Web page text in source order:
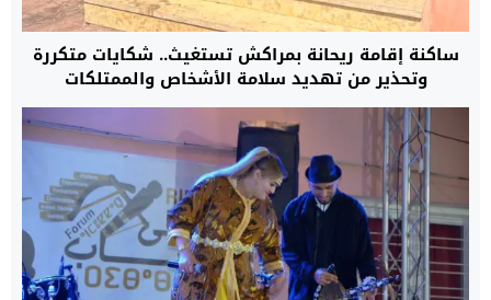
ساكنة إقامة ريحانة بمراكش تستغيث.. شكايات متكررة
وتحذير من تهديد سلامة الأشخاص والممتلكات